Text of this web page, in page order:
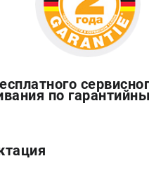
полуавтоматы MIG/MAG
аппараты TIG
ТЕЛЕФОН (САНКТ-
по